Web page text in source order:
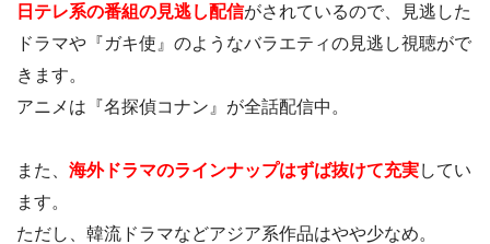
日テレ系の番組の見逃し配信がされているので、見逃した
ドラマや『ガキ使』のようなバラエティの見逃し視聴がで
きます。
アニメは『名探偵コナン』が全話配信中。
また、 海外ドラマのラインナップはずば抜けて充実してい
ます。
ただし、韓流ドラマなどアジア系作品はやや少なめ。